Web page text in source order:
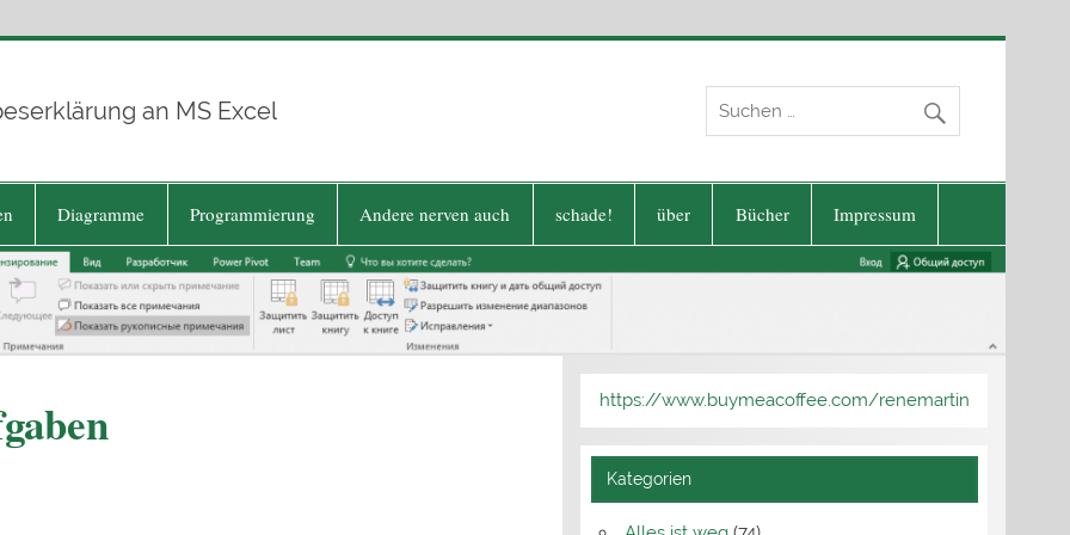
an MS Excel
Diagramme Programmierung Andere nerven auch schade! über Bücher Impressum
https://www.buymeacoffee.com/renemartin
Kategorien